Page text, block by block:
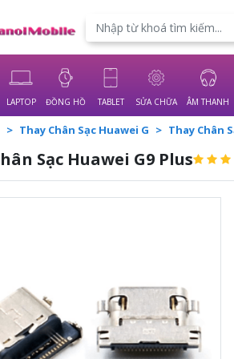
LAPTOP ĐỒNG HỒ TABLET SỬA CHỮA ÂM THANH
Thay Chân Sạc Huawei G Thay Chân
Sạc Huawei G9 Plus